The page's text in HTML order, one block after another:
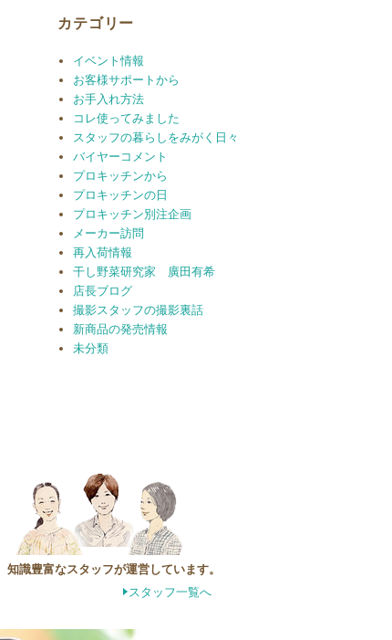
カテゴリー
イベント情報
お客様サポートから
お手入れ方法
コレ使ってみました
スタッフの暮らしをみがく日々
バイヤーコメント
プロキッチンから
プロキッチンの日
プロキッチン別注企画
メーカー訪問
再入荷情報
干し野菜研究家 廣田有希
店長ブログ
撮影スタッフの撮影裏話
新商品の発売情報
未分類
知識豊富なスタッフが運営しています。
スタッフ一覧へ